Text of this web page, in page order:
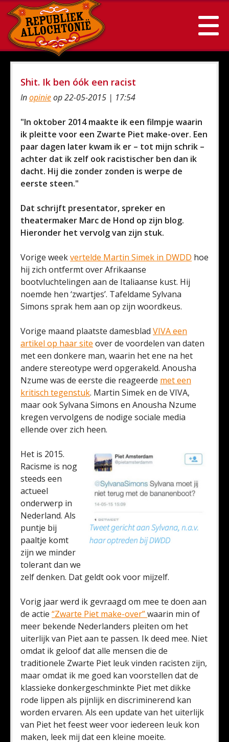
Shit. Ik ben óók een racist
Inopinieop 22-05-2015 | 17:54
"In oktober 2014 maakte ik een filmpje waarin
ik pleitte voor een Zwarte Piet make-over. Een
paar dagen later kwam ik er – tot mijn schrik –
achter dat ik zelf ook racistischer ben dan ik
dacht. Hij die zonder zonden is werpe de
eerste steen."
Dat schrijft presentator, spreker en
theatermaker Marc de Hond op zijn blog.
Hieronder het vervolg van zijn stuk.
Vorige weekvertelde Martin Simek in DWDD hoe
hij zich ontfermt over Afrikaanse
bootvluchtelingen aan de Italiaanse kust. Hij
noemde hen ‘zwartjes’. Tafeldame Sylvana
Simons sprak hem aan op zijn woordkeus.
Vorige maand plaatste damesblad VIVA een
artikel op haar site over de voordelen van daten
met een donkere man, waarin het ene na het
andere stereotype werd opgerakeld. Anousha
Nzume was de eerste die reageerde met een
kritisch tegenstuk. Martin Simek en de VIVA,
maar ook Sylvana Simons en Anousha Nzume
kregen vervolgens de nodige sociale media
ellende over zich heen.
Het is 2015.
Racisme is nog
steeds een
actueel
onderwerp in
Nederland. Als
puntje bij
paaltje komt
zijn we minder
tolerant dan we
zelf denken. Dat geldt ook voor mijzelf.
Vorig jaar werd ik gevraagd om mee te doen aan
de actie “Zwarte Piet make-over”waarin min of
meer bekende Nederlanders pleiten om het
uiterlijk van Piet aan te passen. Ik deed mee. Niet
omdat ik geloof dat alle mensen die de
traditionele Zwarte Piet leuk vinden racisten zijn,
maar omdat ik me goed kan voorstellen dat de
klassieke donkergeschminkte Piet met dikke
rode lippen als pijnlijk en discriminerend kan
worden ervaren. Als een update van het uiterlijk
van Piet het feest weer voor iedereen leuk kon
maken, leek mij dat een kleine moeite.